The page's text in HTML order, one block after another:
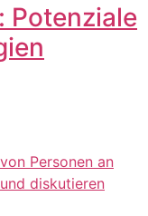
Potenziale